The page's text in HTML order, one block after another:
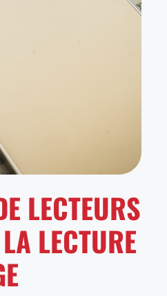
LECTEURS
LECTURE